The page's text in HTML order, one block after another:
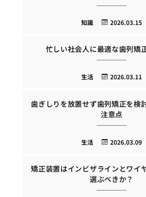
2026.03.15
知識
忙しい社会人に最適な歯列矯
2026.03.11
生活
歯ぎしりを放置せず歯列矯正を検
注意点
2026.03.09
生活
矯正装置はインビザラインとワイ
選ぶべきか？